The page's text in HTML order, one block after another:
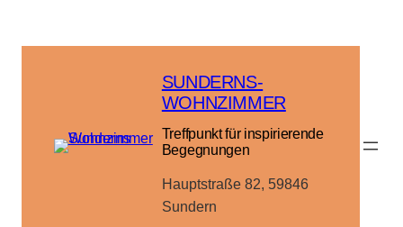
SUNDERNS-
WOHNZIMMER
Treffpunkt für inspirierende
Begegnungen
Hauptstraße 82, 59846
Sundern